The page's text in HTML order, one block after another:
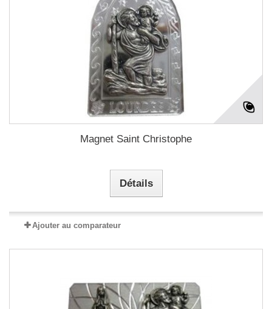
Magnet Saint Christophe
Détails
Ajouter au comparateur